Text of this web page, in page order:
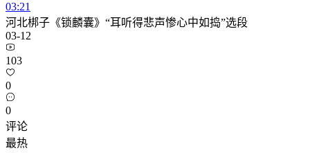
03:21
河北梆子《锁麟囊》“耳听得悲声惨心中如捣”选段
03-12
103
0
0
评论
最热